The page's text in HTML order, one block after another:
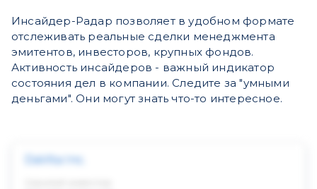
Инсайдер-Радар позволяет в удобном формате
отслеживать реальные сделки менеджмента
эмитентов, инвесторов, крупных фондов.
Активность инсайдеров - важный индикатор
состояния дел в компании. Следите за "умными
деньгами". Они могут знать что-то интересное.
DaVita Inc.